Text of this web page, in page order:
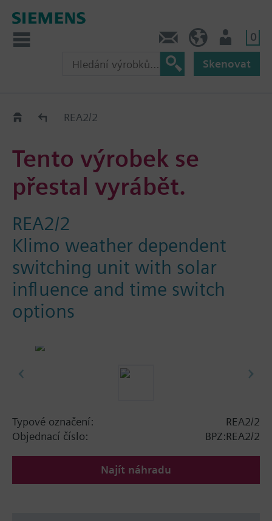
0
Skenovat
Old2NewREA2/2
Tento výrobek se
přestal vyrábět.
REA2/2
Klimo weather dependent
switching unit with solar
influence and time switch
options
Typové označení:
REA2/2
Objednací číslo:
BPZ:REA2/2
Najít náhradu